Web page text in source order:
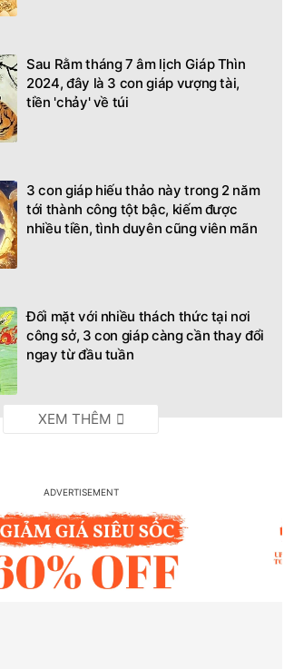
Sau Rằm tháng 7 âm lịch Giáp Thìn
2024, đây là 3 con giáp vượng tài,
tiền 'chảy' về túi
3 con giáp hiếu thảo này trong 2 năm
tới thành công tột bậc, kiếm được
nhiều tiền, tình duyên cũng viên mãn
Đối mặt với nhiều thách thức tại nơi
công sở, 3 con giáp càng cần thay đổi
ngay từ đầu tuần